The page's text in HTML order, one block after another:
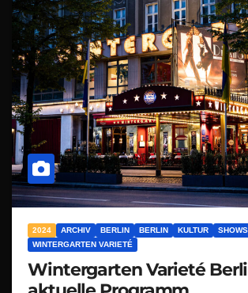
2024 ARCHIV BERLIN BERLIN KULTUR SHOWS
WINTERGARTEN VARIETÉ
Wintergarten Varieté